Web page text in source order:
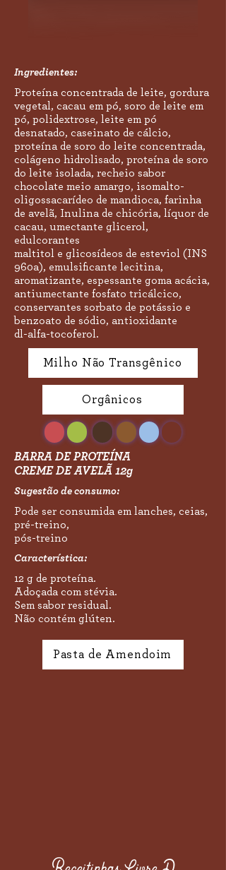
Ingredientes:
Proteína concentrada de leite, gordura
vegetal, cacau em pó, soro de leite em
pó, polidextrose, leite em pó
desnatado, caseinato de cálcio,
proteína de soro do leite concentrada,
colágeno hidrolisado, proteína de soro
do leite isolada, recheio sabor
chocolate meio amargo, isomalto-
oligossacarídeo de mandioca, farinha
de avelã, Inulina de chicória, líquor de
cacau, umectante glicerol,
edulcorantes
maltitol e glicosídeos de esteviol (INS
960a), emulsificante lecitina,
aromatizante, espessante goma acácia,
antiumectante fosfato tricálcico,
conservantes sorbato de potássio e
benzoato de sódio, antioxidante
dl-alfa-tocoferol.​
Milho Não Transgênico
Orgânicos
BARRA DE PROTEÍNA
CREME DE AVELÃ 12g
Sugestão de consumo:
Pode ser consumida em lanches, ceias,
pré-treino,
pós-treino
Característica:
12 g de proteína.​
Adoçada com stévia.​
Sem sabor residual.​
Não contém glúten.
Pasta de Amendoim